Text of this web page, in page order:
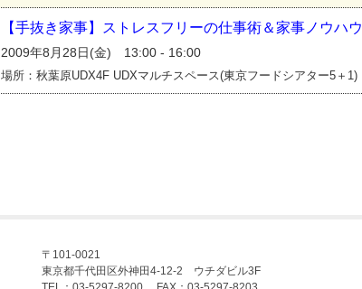
【手抜き家事】ストレスフリーの仕事術＆家事ノウハウ
2009年8月28日(金) 13:00 - 16:00
場所：秋葉原UDX4F UDXマルチスペース(東京フードシアター5＋1)
〒101-0021
東京都千代田区外神田4-12-2 ウチダビル3F